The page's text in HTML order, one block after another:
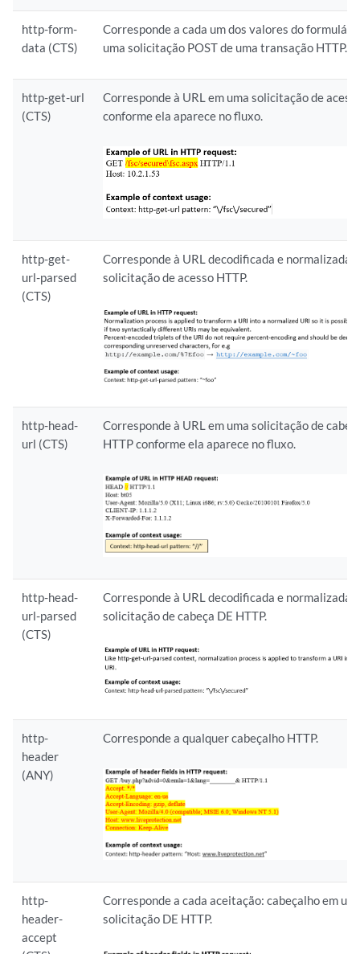
http-form-
data (CTS)
Corresponde a cada um dos valores do
uma solicitação POST de uma transação HTTP.
http-get-url
(CTS)
Corresponde à URL em uma solicitação de
conforme ela aparece no fluxo.
http-get-
url-parsed
(CTS)
Corresponde à URL decodificada e normalizada
solicitação de acesso HTTP.
http-head-
url (CTS)
Corresponde à URL em uma solicitação de
HTTP conforme ela aparece no fluxo.
http-head-
url-parsed
(CTS)
Corresponde à URL decodificada e normalizada
solicitação de cabeça DE HTTP.
http-
header
(ANY)
Corresponde a qualquer cabeçalho HTTP.
http-
header-
accept
Corresponde a cada aceitação: cabeçalho em
solicitação DE HTTP.